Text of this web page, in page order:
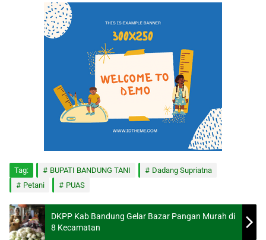
Tag: BUPATI BANDUNG TANI
Dadang Supriatna
Petani
PUAS
DKPP Kab Bandung Gelar Bazar Pangan Murah di
8 Kecamatan